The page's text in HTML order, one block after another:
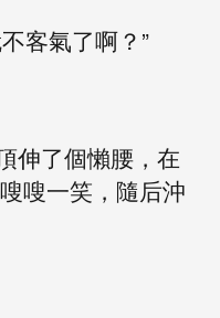
客氣了啊？”
伸了個懶腰，在
嗖一笑，隨后沖